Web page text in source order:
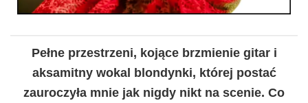
Pełne przestrzeni, kojące brzmienie gitar i
aksamitny wokal blondynki, której postać
zauroczyła mnie jak nigdy nikt na scenie. Co